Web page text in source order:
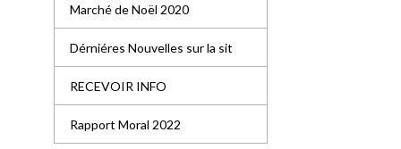
Marché de Noël 2020
Dérniéres Nouvelles sur la sit
RECEVOIR INFO
Rapport Moral 2022